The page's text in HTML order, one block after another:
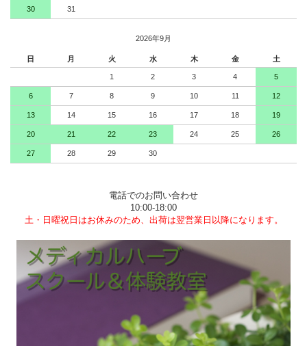
30 31
2026年9月
日 月 火 水 木 金 土
1 2 3 4 5
6 7 8 9 10 11 12
13 14 15 16 17 18 19
20 21 22 23 24 25 26
27 28 29 30
電話でのお問い合わせ
10:00-18:00
土・日曜祝日はお休みのため、出荷は翌営業日以降になります。